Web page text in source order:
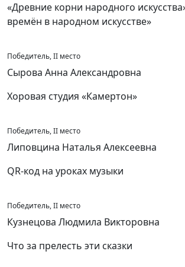
«Древние корни народного
времён в народном искусстве»
Победитель, II место
Сырова Анна Александровна
Хоровая студия «Камертон»
Победитель, II место
Липовцина Наталья Алексеевна
QR-код на уроках музыки
Победитель, II место
Кузнецова Людмила Викторовна
Что за прелесть эти сказки